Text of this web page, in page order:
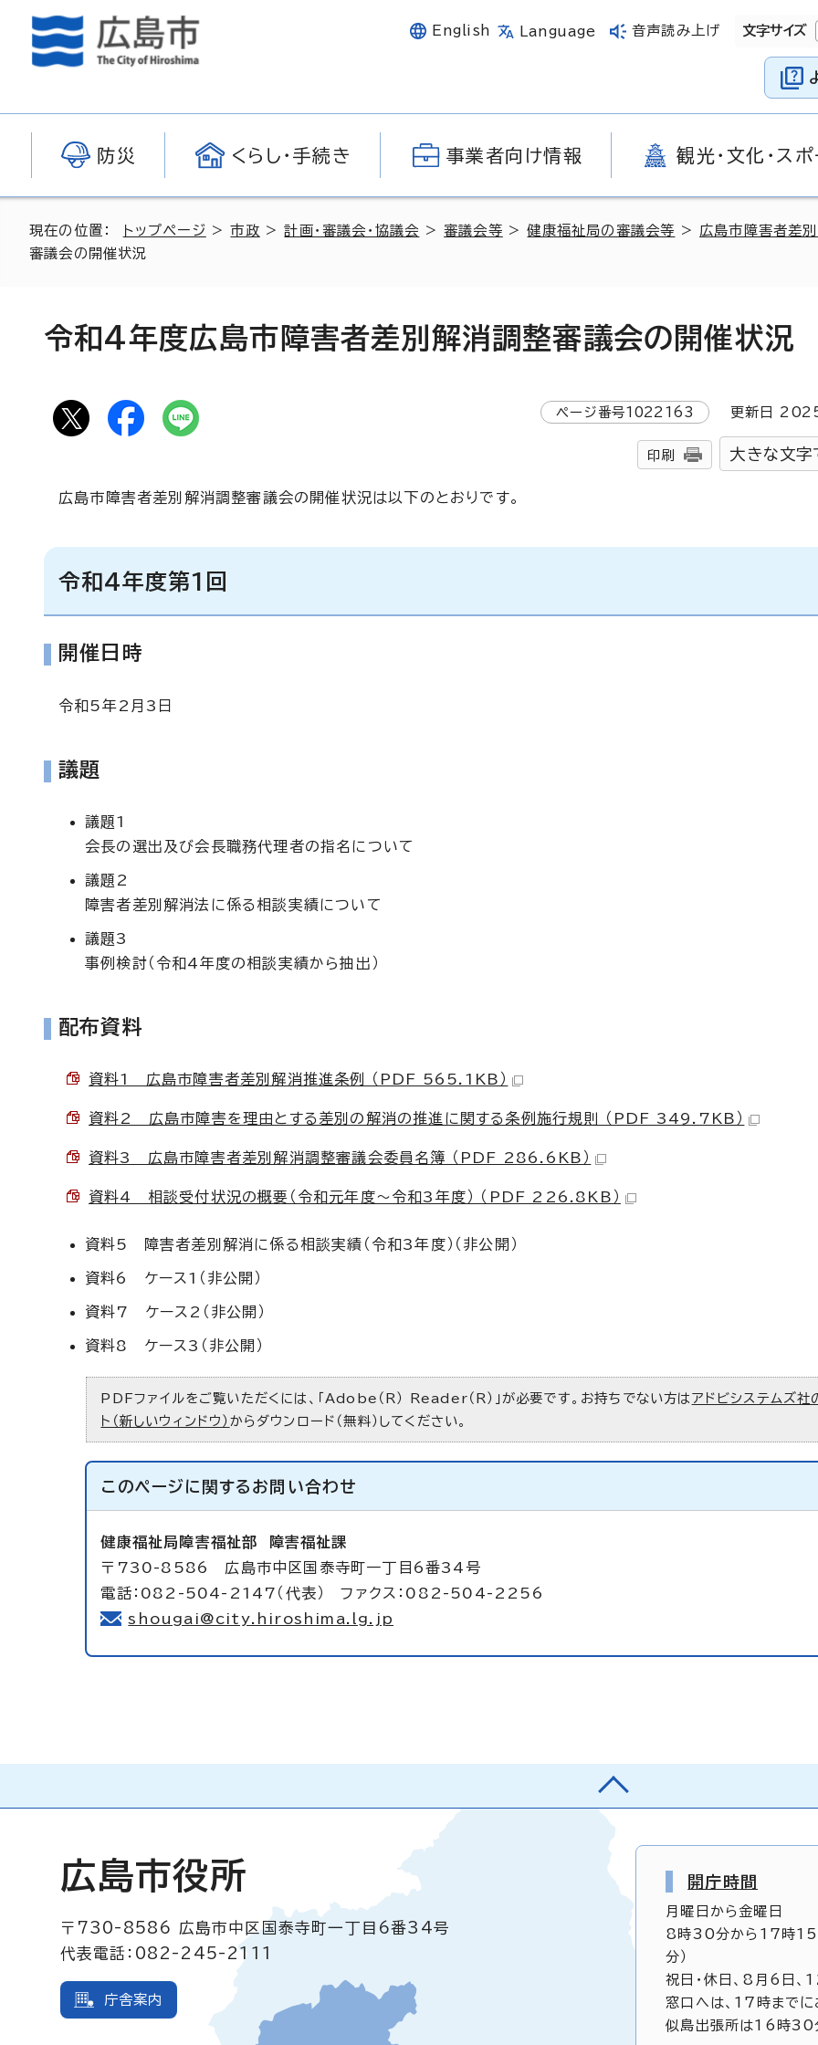
English Language 音声読み上げ 文字サイズ
防災 くらし・手続き 事業者向け情報 観光・文化・ス
現在の位置： トップページ >市政 >計画・審議会・協議会 >審議会等 >健康福祉局の審議会等 > 広島市障害者差
審議会の開催状況
令和4年度広島市障害者差別解消調整審議会の開催状況
ページ番号1022163 更新日
印刷 大きな文字
広島市障害者差別解消調整審議会の開催状況は以下のとおりです。
令和4年度第1回
開催日時
令和5年2月3日
議題
議題1
会長の選出及び会長職務代理者の指名について
議題2
障害者差別解消法に係る相談実績について
議題3
事例検討（令和4年度の相談実績から抽出）
配布資料
資料1 広島市障害者差別解消推進条例 （PDF 565.1KB）
資料2 広島市障害を理由とする差別の解消の推進に関する条例施行規則 （PDF 349.7KB）
資料3 広島市障害者差別解消調整審議会委員名簿 （PDF 286.6KB）
資料4 相談受付状況の概要（令和元年度～令和3年度） （PDF 226.8KB）
資料5 障害者差別解消に係る相談実績（令和3年度）（非公開）
資料6 ケース1（非公開）
資料7 ケース2（非公開）
資料8 ケース3（非公開）
PDFファイルをご覧いただくには、「Adobe（R） Reader（R）」が必要です。お持ちでない方は アドビシステムズ社
ト（新しいウィンドウ） からダウンロード（無料）してください。
このページに関する お問い合わせ
健康福祉局障害福祉部
障害福祉課
〒730-8586 広島市中区国泰寺町一丁目6番34号
電話：082-504-2147（代表） ファクス：082-504-2256
shougai@city.hiroshima.lg.jp
広島市役所
〒730-8586
広島市中区国泰寺町一丁目6番34号
代表電話：082-245-2111
庁舎案内
開庁時間
月曜日から金曜日
8時30分から17時15
分）
祝日・休日、8月6日
窓口へは、17時までに
似島出張所は16時30